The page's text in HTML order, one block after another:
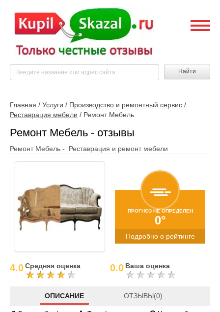
Найти
Главная / Услуги / Производство и ремонтный сервис /
Реставрация мебели / Ремонт Мебель
Ремонт Мебель - отзывы
Ремонт Мебель - Реставрация и ремонт мебели
ПРОГНОЗ НЕ ОПРЕДЕЛЕН
0°
Подробно о рейтинге
4.0Средняя оценка 0.0 Ваша оценка
ОПИСАНИЕ ОТЗЫВЫ(0)